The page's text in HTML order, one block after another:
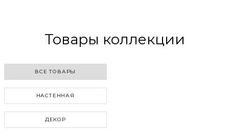
Товары коллекции
ВСЕ ТОВАРЫ
НАСТЕННАЯ
ДЕКОР